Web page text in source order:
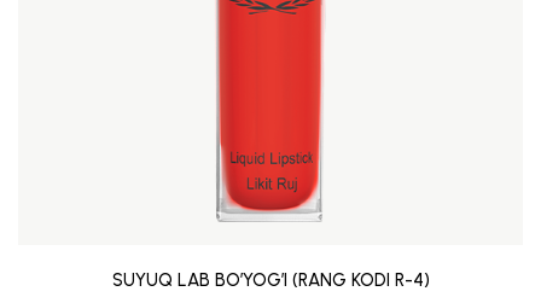
SUYUQ LAB BO’YOG’I (RANG KODI R-4)